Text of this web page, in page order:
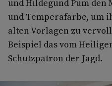
und Hildegund Pum
und Temperafarbe, um
alten Vorlagen zu
Beispiel das vom
Schutzpatron der Jagd.